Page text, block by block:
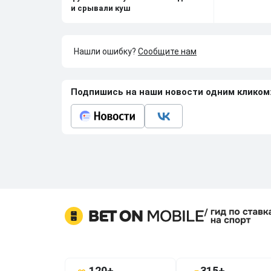
и срывали куш
Нашли ошибку? Сообщите нам
Подпишись на наши новости одним